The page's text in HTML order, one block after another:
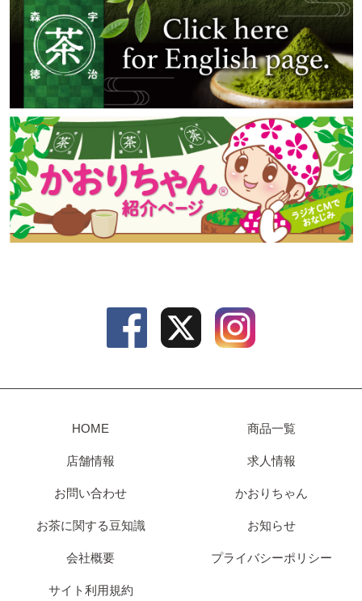
HOME 商品一覧
店舗情報 求人情報
お問い合わせ かおりちゃん
お茶に関する豆知識 お知らせ
会社概要 プライバシーポリシー
サイト利用規約